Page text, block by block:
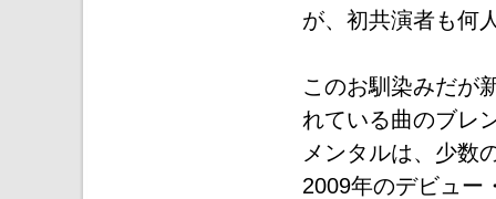
が、初共演者も何
このお馴染みだが
れている曲のブレ
メンタルは、少数
2009年のデビュー